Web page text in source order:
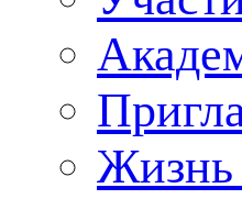
Жизнь